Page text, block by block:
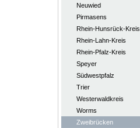
Neuwied
Pirmasens
Rhein-Hunsrück-Kreis
Rhein-Lahn-Kreis
Rhein-Pfalz-Kreis
Speyer
Südwestpfalz
Trier
Westerwaldkreis
Worms
Zweibrücken